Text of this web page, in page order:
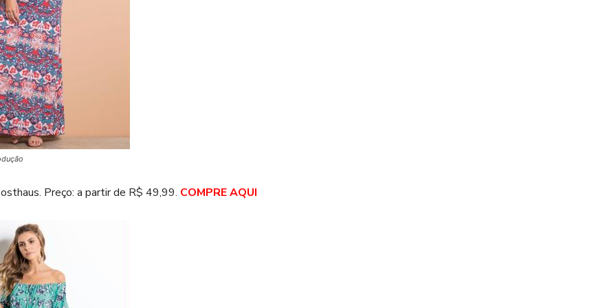
Preço: a partir de R$ 49,99. COMPRE AQUI